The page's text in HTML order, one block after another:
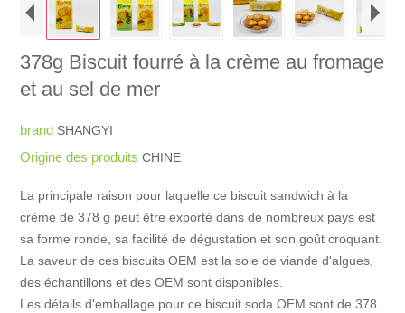
378g Biscuit fourré à la crème au fromage
et au sel de mer
brand SHANGYI
Origine des produitsCHINE
La principale raison pour laquelle ce biscuit sandwich à la
crème de 378 g peut être exporté dans de nombreux pays est
sa forme ronde, sa facilité de dégustation et son goût croquant.
La saveur de ces biscuits OEM est la soie de viande d'algues,
des échantillons et des OEM sont disponibles.
Les détails d'emballage pour ce biscuit soda OEM sont de 378